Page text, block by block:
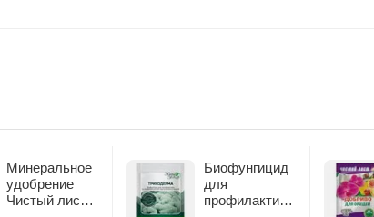
Минеральное
удобрение
Чистый лист
Биофунгицид
для
профилактики